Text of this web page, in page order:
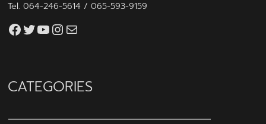
Tel.064-246-5614 /065-593-9159
Facebook
Twitter
YouTube
Instagram
thaiprintshop.aw@gmail.com
CATEGORIES